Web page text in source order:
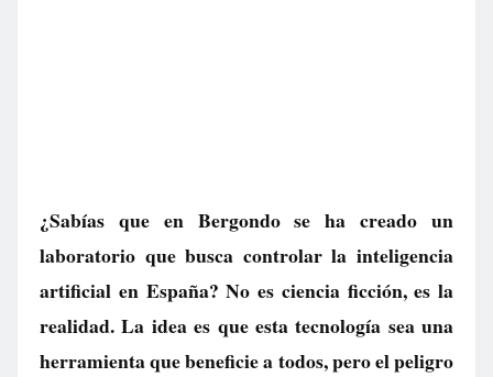
¿Sabías que en Bergondo se ha creado un
laboratorio que busca controlar la inteligencia
artificial en España? No es ciencia ficción, es la
realidad. La idea es que esta tecnología sea una
herramienta que beneficie a todos, pero el peligro